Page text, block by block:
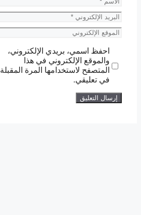
البريد
الإلكتروني
الموقع
احفظ اسمي، بريدي الإلكتروني،
والموقع الإلكتروني في هذا
المتصفح لاستخدامها المرة المقبلة
في تعليقي.